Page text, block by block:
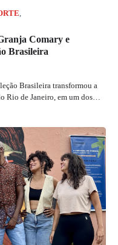
,
Comary e
Brasileira
Brasileira transformou a
Rio de Janeiro, em um dos…